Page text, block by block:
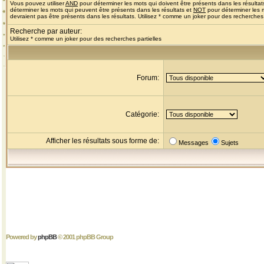
Vous pouvez utiliserAND pour déterminer les mots qui doivent être présents dans les
déterminer les mots qui peuvent être présents dans les résultats et NOT pour déterminer les
devraient pas être présents dans les résultats. Utilisez * comme un joker pour des
Recherche par auteur:
Utilisez * comme un joker pour des recherches partielles
Forum:
Catégorie:
Afficher les résultats sous forme de: Messages Sujets
Powered byphpBB© 2001 phpBB Group